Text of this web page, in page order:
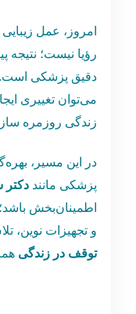
امروز، عمل
رؤیا نیست؛ نتیجه
دقیق پزشکی
می‌توان تغییری
زندگی روزمره
در این مسیر،
پزشکی ماننددکتر
اطمینان‌بخش
و تجهیزات نوین،
توقف در زندگی